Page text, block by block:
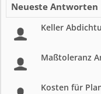
Neueste Antworten
Keller
Maßtoleranz
Kosten für